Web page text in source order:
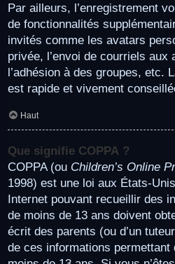
Par ailleurs, l’enregistrement
de fonctionnalités
invités comme les avatars
privée, l’envoi de courriels aux
l’adhésion à des groupes, etc.
est rapide et vivement
Haut
Que signifie COPPA ?
COPPA (ou Children’s Online
1998) est une loi aux États-
Internet pouvant recueillir des
de moins de 13 ans doivent
écrit des parents (ou d’un
de ces informations permettant